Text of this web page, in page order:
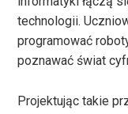
technologii.
programować
poznawać świat
Projektując takie